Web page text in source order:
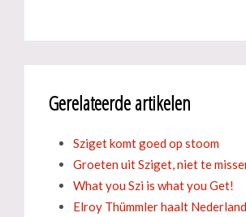
Gerelateerde artikelen
Sziget komt goed op stoom
Groeten uit Sziget, niet te
What you Szi is what you Get!
Elroy Thümmler haalt